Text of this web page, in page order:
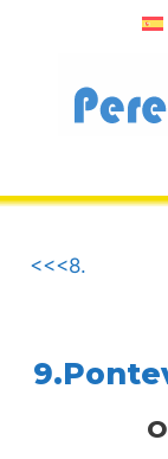
.
<<<8.